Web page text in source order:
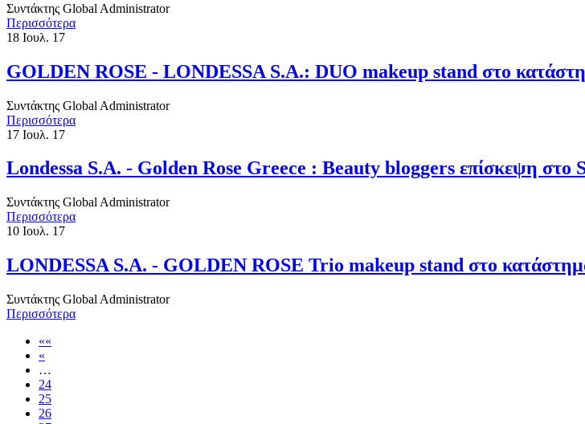
Συντάκτης Global Administrator
Περισσότερα
18 Ιουλ. 17
​GOLDEN ROSE - LONDESSA S.A.: DUO makeup stand στο
Συντάκτης Global Administrator
Περισσότερα
17 Ιουλ. 17
Londessa S.A. - Golden Rose Greece : Βeauty bloggers επίσκεψη στο
Συντάκτης Global Administrator
Περισσότερα
10 Ιουλ. 17
LONDESSA S.A. - GOLDEN ROSE Trio makeup stand στο
Συντάκτης Global Administrator
Περισσότερα
««
«
…
24
25
26